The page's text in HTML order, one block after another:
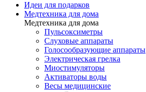
Идеи для подарков
Медтехника для дома
Медтехника для дома
Пульсоксиметры
Слуховые аппараты
Голосообразующие аппараты
Электрическая грелка
Миостимуляторы
Активаторы воды
Весы медицинские